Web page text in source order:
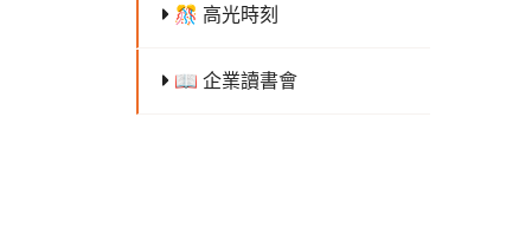
🎊 高光時刻
📖 企業讀書會